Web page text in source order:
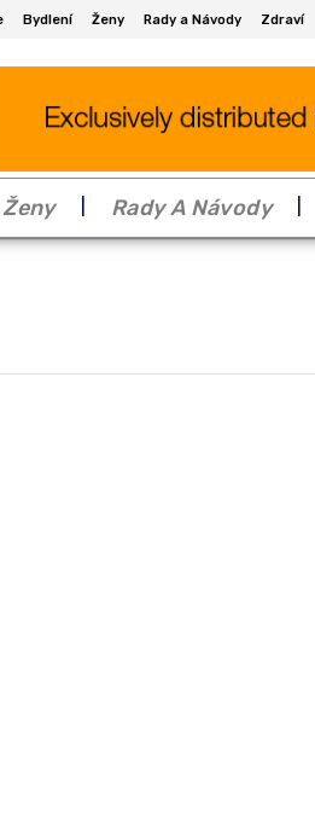
Bydlení Ženy Rady a Návody Zdraví
Ženy Rady A Návody